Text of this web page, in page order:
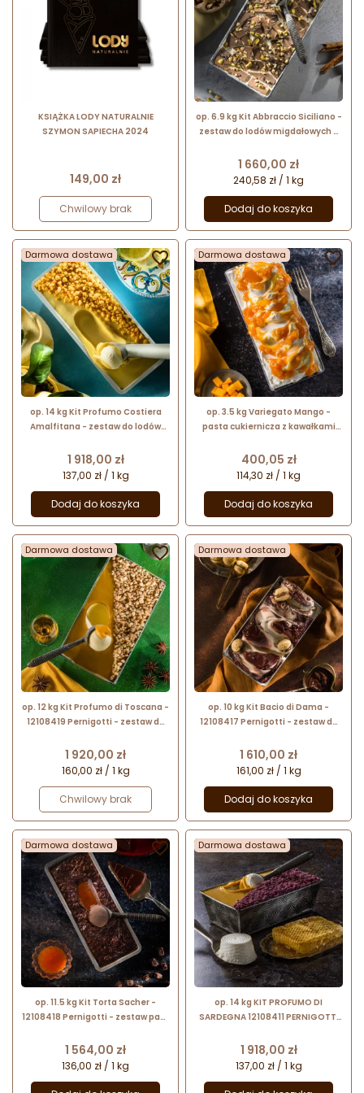
KSIĄŻKA LODY NATURALNIE
SZYMON SAPIECHA 2024
Cena
149,00 zł
Chwilowy brak
op. 6.9 kg Kit Abbraccio Siciliano -
zestaw do lodów migdałowych z
- nr. kat. 12091725 Pernigotti
Cena
1 660,00 zł
240,58 zł / 1 kg
Dodaj do koszyka
Darmowa dostawa
op. 14 kg Kit Profumo Costiera
Amalfitana - zestaw do lodów
12108386 Pernigotti
Cena
1 918,00 zł
137,00 zł / 1 kg
Dodaj do koszyka
 Darmowa dostawa
op. 3.5 kg Variegato Mango -
pasta cukiernicza z kawałkami
dekorowania - nr. kat. 12091721
Pernigotti
Cena
400,05 zł
114,30 zł / 1 kg
Dodaj do koszyka

Darmowa dostawa
op. 12 kg Kit Profumo di Toscana -
12108419 Pernigotti - zestaw do
variegato + kruszonka
Cena
1 920,00 zł
160,00 zł / 1 kg
Chwilowy brak
 Darmowa dostawa
op. 10 kg Kit Bacio di Dama -
12108417 Pernigotti - zestaw do
ciasteczka orzechowe z kremem
czekoladowym
Cena
1 610,00 zł
161,00 zł / 1 kg
Dodaj do koszyka

Darmowa dostawa
op. 11.5 kg Kit Torta Sacher -
12108418 Pernigotti - zestaw past
morelami
Cena
1 564,00 zł
136,00 zł / 1 kg
 Darmowa dostawa
op. 14 kg KIT PROFUMO DI
SARDEGNA 12108411 PERNIGOTTI
krem miodowy + kruszonka z
owocami mirtu
Cena
1 918,00 zł
137,00 zł / 1 kg
